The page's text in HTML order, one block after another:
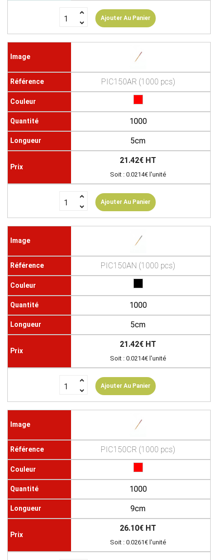
Ajouter Au Panier
PIC150AR (1000 pcs)
1000
5cm
21.42€ HT
Soit : 0.0214€ l'unité
Ajouter Au Panier
PIC150AN (1000 pcs)
1000
5cm
21.42€ HT
Soit : 0.0214€ l'unité
Ajouter Au Panier
PIC150CR (1000 pcs)
1000
9cm
26.10€ HT
Soit : 0.0261€ l'unité